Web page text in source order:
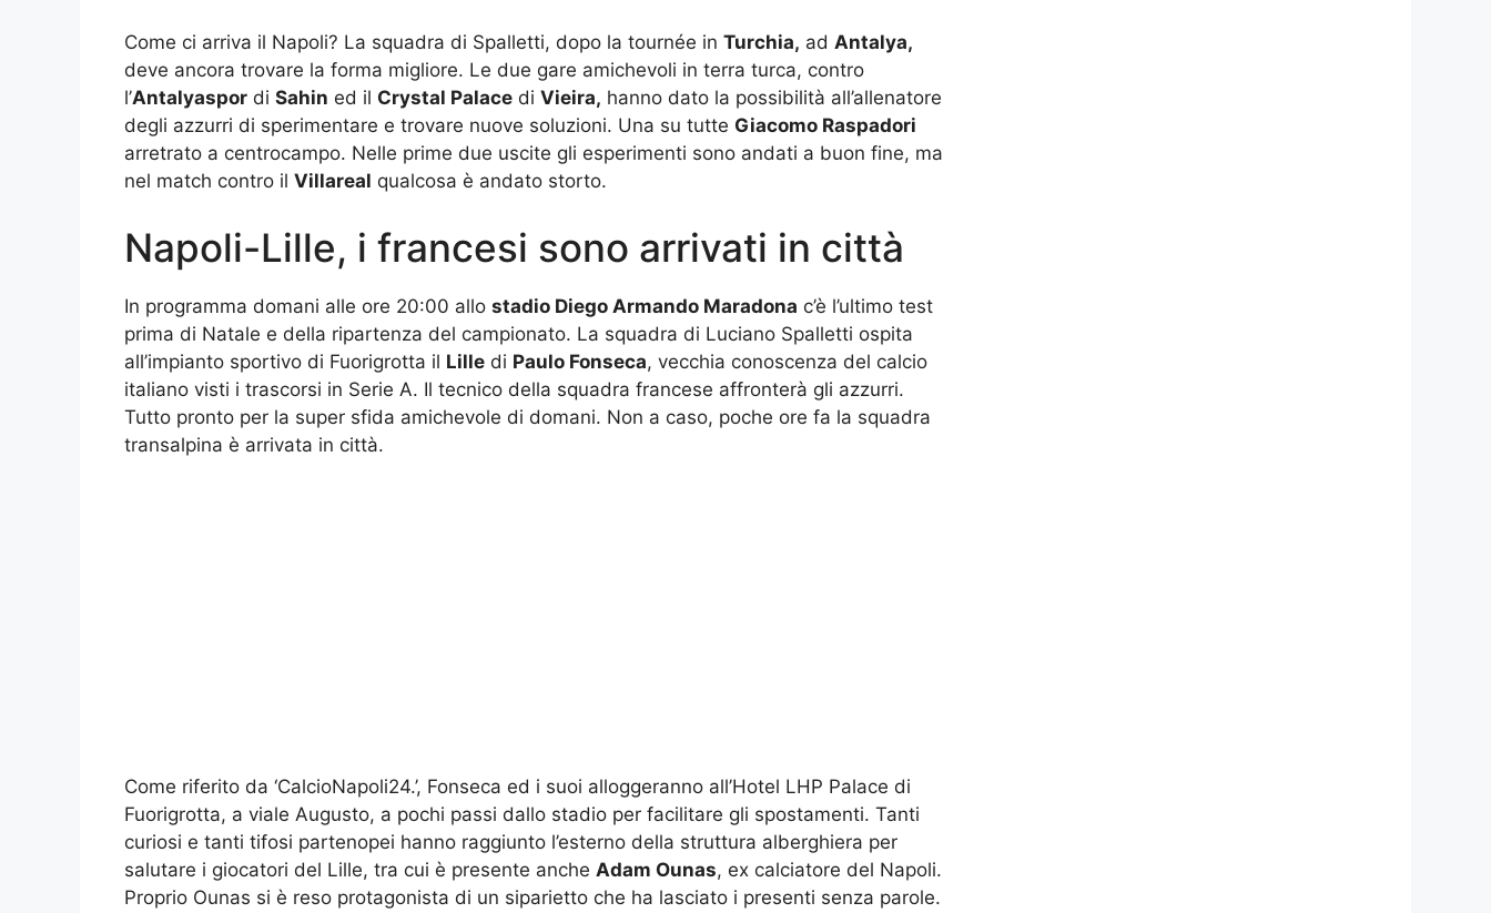
Come ci arriva il Napoli? La squadra di Spalletti, dopo la tournée in Turchia, ad Antalya,
deve ancora trovare la forma migliore. Le due gare amichevoli in terra turca, contro
l’Antalyaspor di Sahin ed il Crystal Palace di Vieira, hanno dato la possibilità all’allenatore
degli azzurri di sperimentare e trovare nuove soluzioni. Una su tutte Giacomo Raspadori
arretrato a centrocampo. Nelle prime due uscite gli esperimenti sono andati a buon fine, ma
nel match contro il Villareal qualcosa è andato storto.
Napoli-Lille, i francesi sono arrivati in città
In programma domani alle ore 20:00 allo stadio Diego Armando Maradona c’è l’ultimo test
prima di Natale e della ripartenza del campionato. La squadra di Luciano Spalletti ospita
all’impianto sportivo di Fuorigrotta il Lille di Paulo Fonseca, vecchia conoscenza del calcio
italiano visti i trascorsi in Serie A. Il tecnico della squadra francese affronterà gli azzurri.
Tutto pronto per la super sfida amichevole di domani. Non a caso, poche ore fa la squadra
transalpina è arrivata in città.
Come riferito da ‘CalcioNapoli24.’, Fonseca ed i suoi alloggeranno all’Hotel LHP Palace di
Fuorigrotta, a viale Augusto, a pochi passi dallo stadio per facilitare gli spostamenti. Tanti
curiosi e tanti tifosi partenopei hanno raggiunto l’esterno della struttura alberghiera per
salutare i giocatori del Lille, tra cui è presente anche Adam Ounas, ex calciatore del Napoli.
Proprio Ounas si è reso protagonista di un siparietto che ha lasciato i presenti senza parole.